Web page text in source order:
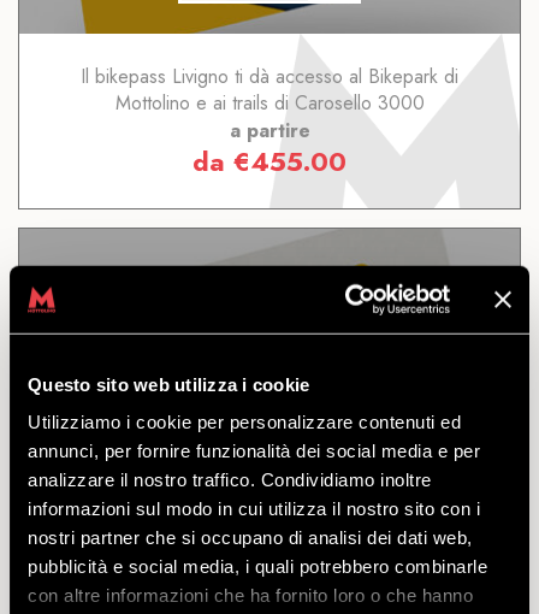
Questo sito web utilizza i cookie
Utilizziamo i cookie per personalizzare contenuti ed
annunci, per fornire funzionalità dei social media e per
analizzare il nostro traffico. Condividiamo inoltre
informazioni sul modo in cui utilizza il nostro sito con i
nostri partner che si occupano di analisi dei dati web,
pubblicità e social media, i quali potrebbero combinarle
con altre informazioni che ha fornito loro o che hanno
Il bikepass Livigno ti dà accesso al Bikepark di
Mottolino e ai trails di Carosello 3000
a partire
da €455.00
11 GIORNI LIVIGNO
SCOPRI
Accesso al Bikepark di Mottolino e ai trails di
Carosello 3000 e Sitas Livigno. Valido per 11 giorni